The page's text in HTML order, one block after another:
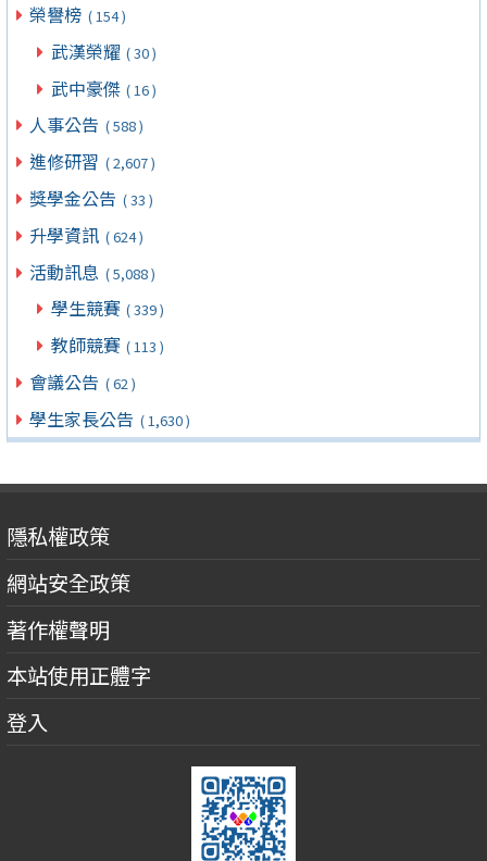
榮譽榜 ( 154 )
武漢榮耀 ( 30 )
武中豪傑 ( 16 )
人事公告 ( 588 )
進修研習 ( 2,607 )
獎學金公告 ( 33 )
升學資訊 ( 624 )
活動訊息 ( 5,088 )
學生競賽 ( 339 )
教師競賽 ( 113 )
會議公告 ( 62 )
學生家長公告 ( 1,630 )
隱私權政策
網站安全政策
著作權聲明
本站使用正體字
登入